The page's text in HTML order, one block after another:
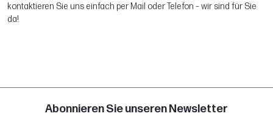
kontaktieren Sie uns einfach per Mail oder Telefon – wir sind für Sie
da!
Abonnieren Sie unseren Newsletter